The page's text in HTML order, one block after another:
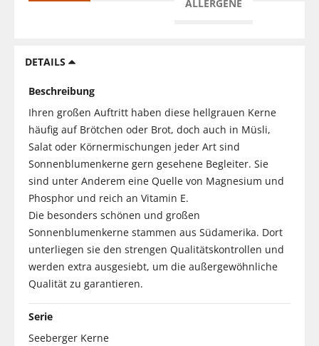
ALLERGENE
DETAILS
Beschreibung
Ihren großen Auftritt haben diese hellgrauen Kerne
häufig auf Brötchen oder Brot, doch auch in Müsli,
Salat oder Körnermischungen jeder Art sind
Sonnenblumenkerne gern gesehene Begleiter. Sie
sind unter Anderem eine Quelle von Magnesium und
Phosphor und reich an Vitamin E.
Die besonders schönen und großen
Sonnenblumenkerne stammen aus Südamerika. Dort
unterliegen sie den strengen Qualitätskontrollen und
werden extra ausgesiebt, um die außergewöhnliche
Qualität zu garantieren.
Serie
Seeberger Kerne